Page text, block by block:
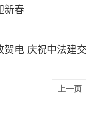
新春
电 庆祝中法建
上一页